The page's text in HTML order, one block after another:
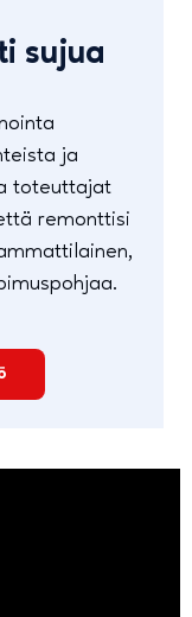
sujua
ja
toteuttajat
remonttisi